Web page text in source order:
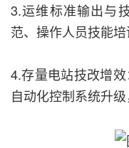
3.运维标准输出与
范、操作人员技能培
4.存量电站技改增效
自动化控制系统升